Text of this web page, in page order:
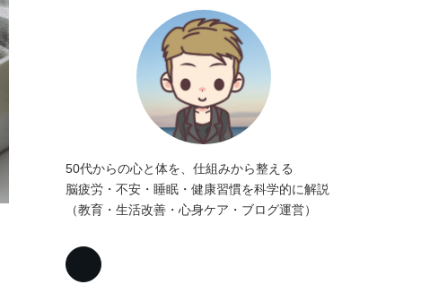
50代からの心と体を、仕組みから整える
脳疲労・不安・睡眠・健康習慣を科学的に解説
（教育・生活改善・心身ケア・ブログ運営）